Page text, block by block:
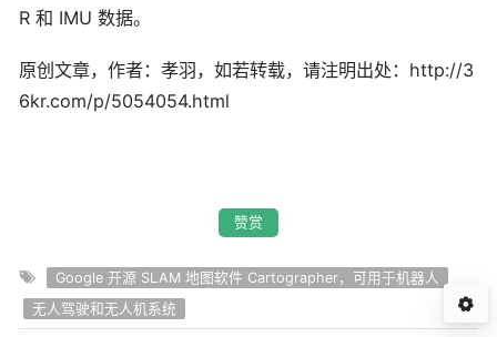
R 和 IMU 数据。
原创文章，作者：孝羽，如若转载，请注明出处：http://3
6kr.com/p/5054054.html
赞赏
Google 开源 SLAM 地图软件 Cartographer，可用于机器人
无人驾驶和无人机系统